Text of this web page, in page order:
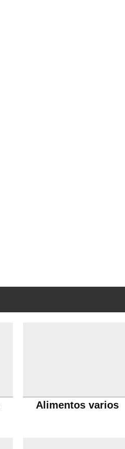
Alimentos varios